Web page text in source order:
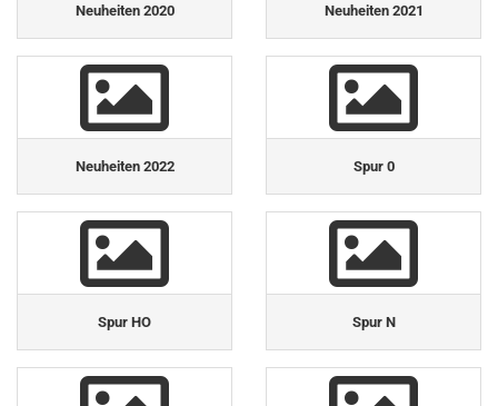
Neuheiten 2020 Neuheiten 2021
Neuheiten 2022 Spur 0
Spur HO Spur N